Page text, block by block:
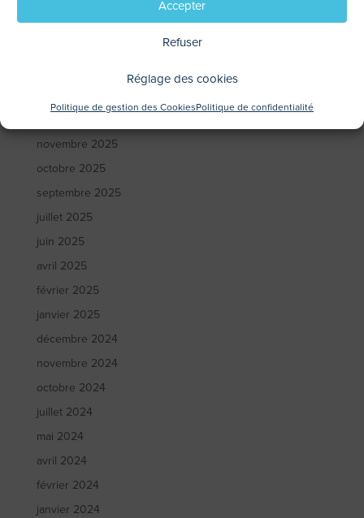
Accepter
Refuser
Réglage des cookies
Politique de gestion des CookiesPolitique de confidentialité
juin 2026
novembre 2025
octobre 2025
septembre 2025
juillet 2025
juin 2025
avril 2025
février 2025
janvier 2025
décembre 2024
novembre 2024
octobre 2024
juillet 2024
mai 2024
avril 2024
février 2024
janvier 2024